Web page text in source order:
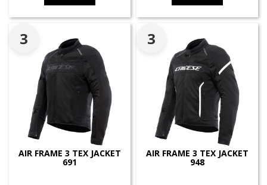
3
AIR FRAME 3 TEX JACKET
691
3
AIR FRAME 3 TEX JACKET
948